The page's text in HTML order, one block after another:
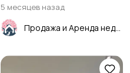
5 месяцев назад